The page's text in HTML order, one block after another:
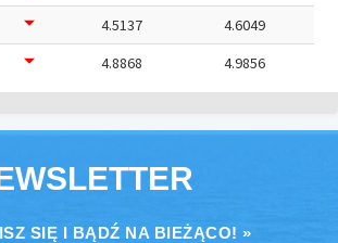
4.5137
4.6049
4.8868 4.9856
SIĘ I BĄDŹ NA BIEŻĄCO! »